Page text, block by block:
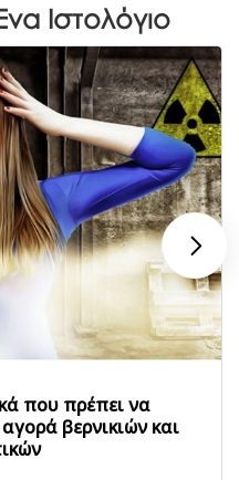
Ιστολόγιο
που πρέπει να
βερνικιών και